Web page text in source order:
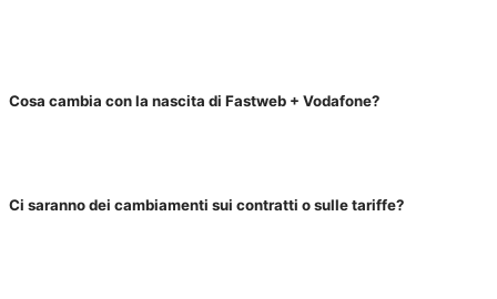
Cosa cambia con la nascita di Fastweb + Vodafone?
Ci saranno dei cambiamenti sui contratti o sulle tariffe?